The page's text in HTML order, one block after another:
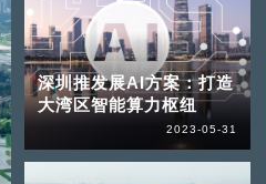
深圳推发展AI方案：打造
大湾区智能算力枢纽
2023-05-31